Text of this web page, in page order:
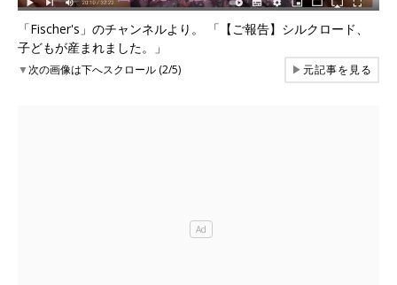
「Fischer's」のチャンネルより。 「【ご報告】シルクロード、
子どもが産まれました。」
▼次の画像は下へスクロール (2/5) ▶元記事を見る